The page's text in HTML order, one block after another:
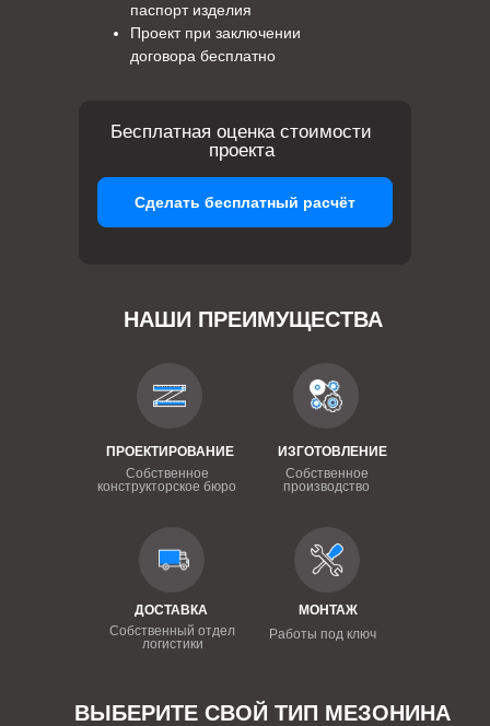
паспорт изделия
Проект при заключении
договора бесплатно
НАШИ ПРЕИМУЩЕСТВА
ПРОЕКТИРОВАНИЕ
Собственное
конструкторское бюро
ИЗГОТОВЛЕНИЕ
Собственное
производство
ДОСТАВКА
Собственный отдел
логистики
МОНТАЖ
Работы под ключ
Бесплатная оценка стоимости
проекта
Сделать бесплатный расчёт
ВЫБЕРИТЕ СВОЙ ТИП МЕЗОНИНА